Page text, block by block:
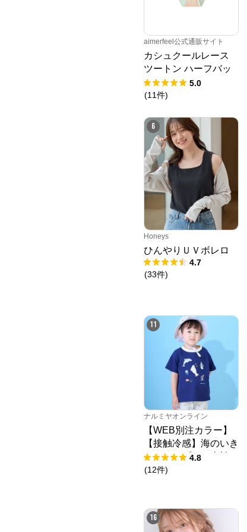
aimerfeel公式通販サイト
カシュクールレース
ツートン ハーフバッ
クショーツ5.0
(11件)
6
Honeys
ひんやりＵＶボレロ
4.7
(33件)
11
ナルミヤオンライン
【WEB別注カラー】
【接触冷感】海のいき
ものアップリケ半袖T
シャツ
4.8
(12件)
16